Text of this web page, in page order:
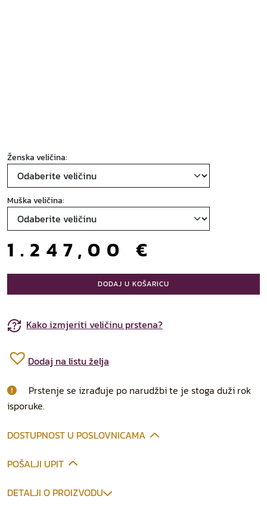
Ženska veličina:
Muška veličina:
1.247,00€
DODAJ U KOŠARICU
Kako izmjeriti veličinu prstena?
Dodaj na listu želja
Prstenje se izrađuje po narudžbi te je stoga duži rok
isporuke.
DOSTUPNOST U POSLOVNICAMA
POŠALJI UPIT
DETALJI O PROIZVODU